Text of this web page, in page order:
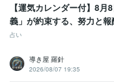
【運気カレンダー付】8
義」が約束する、努力と報
占い
導き屋 羅針
2026/08/07 19:35